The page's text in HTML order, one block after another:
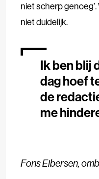
niet scherp
niet duidelijk.
Ik ben blij
dag hoef
de
me
Fons Elbersen,